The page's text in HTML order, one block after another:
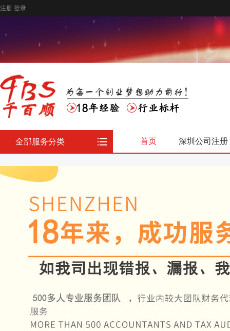
注册 登录
全部服务分类 首页 深圳公司注册